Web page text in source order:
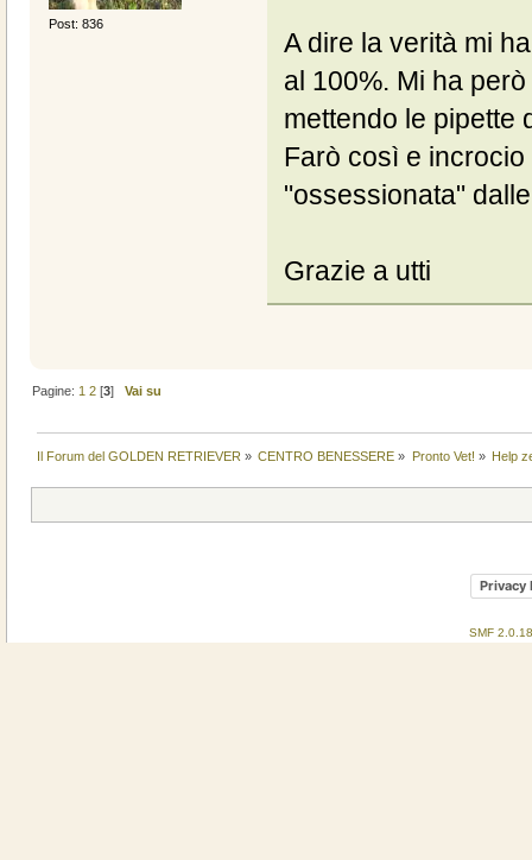
Post: 836
A dire la verità mi
al 100%. Mi ha
mettendo le pipette
Farò così e
"ossessionata"
Grazie a utti
Pagine: 1 2 [3]Vai su
Il Forum del GOLDEN RETRIEVER » CENTRO BENESSERE » Pronto Vet! » Help
Privacy
SMF 2.0.18